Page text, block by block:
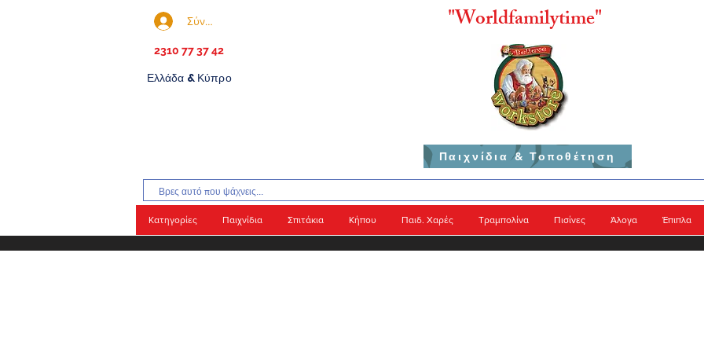
Σύνδεση
2310 77 37 42
Ελλάδα & Κύπρο
"Worldfamilytime"
Παιχνίδια & Τοποθέτηση
Κατηγορίες Παιχνίδια Σπιτάκια Κήπου Παιδ. Χαρές Τραμπολίνα Πισίνες Άλογα Έπιπλα